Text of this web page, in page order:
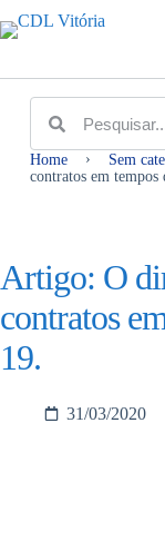
Home › Sem
contratos em tempos
Artigo: O
contratos
19.
31/03/2020